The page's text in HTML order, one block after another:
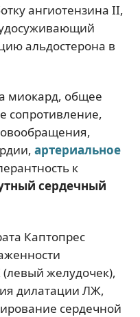
ангиотензина II,
альдостерона в
миокард, общее
сопротивление,
артериальное
к
сердечный
Каптопрес
желудочек),
дилатации ЛЖ,
сердечной